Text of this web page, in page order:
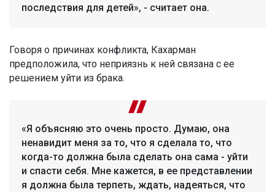
последствия для детей», - считает она.
Говоря о причинах конфликта, Кахарман
предположила, что неприязнь к ней связана с ее
решением уйти из брака.
«Я объясняю это очень просто. Думаю, она
ненавидит меня за то, что я сделала то, что
когда-то должна была сделать она сама - уйти
и спасти себя. Мне кажется, в ее представлении
я должна была терпеть, ждать, надеяться, что